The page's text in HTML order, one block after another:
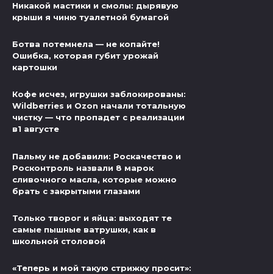
Никакой мастики и смолы: дырявую
крыши я чиню туалетной бумагой
Ботва потемнела — не копайте!
Ошибка, которая губит урожай
картошки
Кофе исчез, игрушки заблокированы:
Wildberries и Ozon начали тотальную
чистку — что пропадет с реализации
в1 августе
Пальму не добавили: Роскачество и
Росконтроль назвали 8 марок
сливочного масла, которые можно
брать с закрытыми глазами
Только творог и яйца: выходят те
самые пышные ватрушки, как в
школьной столовой
«Теперь и мой такую стрижку просит»: